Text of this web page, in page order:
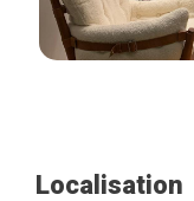
Localisation